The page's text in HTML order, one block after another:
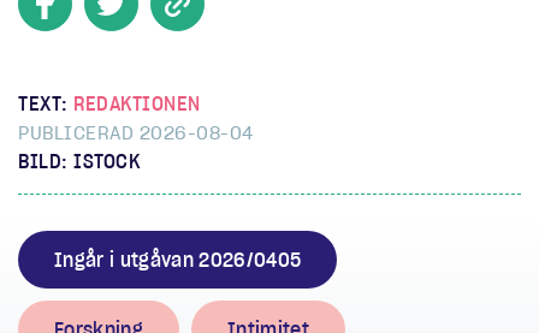
TEXT: REDAKTIONEN
PUBLICERAD 2026-08-04
BILD: ISTOCK
Ingår i utgåvan 2026/0405